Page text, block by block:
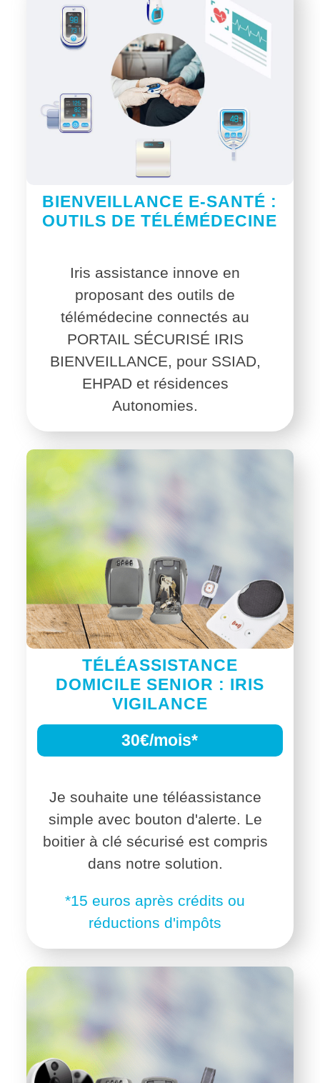
BIENVEILLANCE E-SANTÉ :
OUTILS DE TÉLÉMÉDECINE
Iris assistance innove en
proposant des outils de
télémédecine connectés au
PORTAIL SÉCURISÉ IRIS
BIENVEILLANCE, pour SSIAD,
EHPAD et résidences
Autonomies.
TÉLÉASSISTANCE
DOMICILE SENIOR : IRIS
VIGILANCE
30€/mois*
Je souhaite une téléassistance
simple avec bouton d'alerte. Le
boitier à clé sécurisé est compris
dans notre solution.
*15 euros après crédits ou
réductions d'impôts